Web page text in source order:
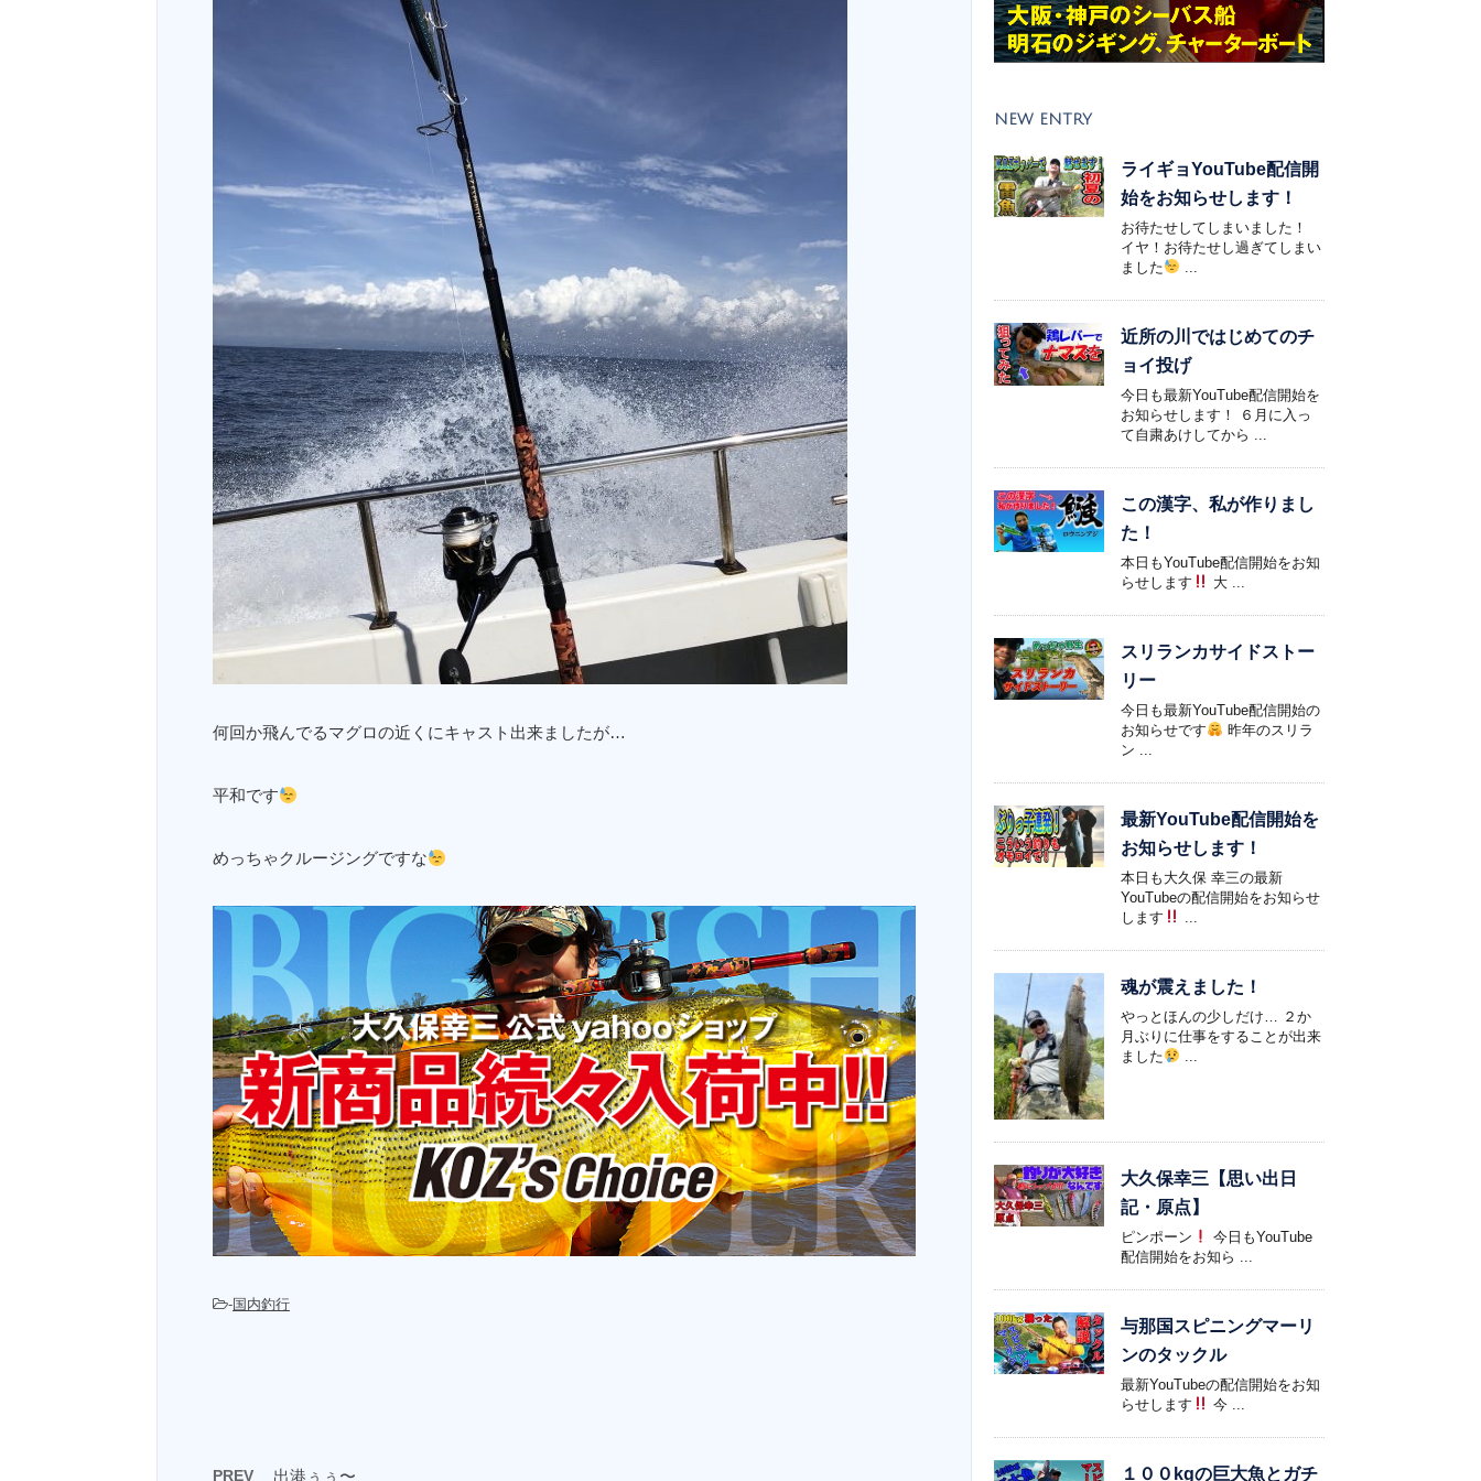
何回か飛んでるマグロの近くにキャスト出来ましたが…
平和です
めっちゃクルージングですな
-国内釣行
PREV 出港ぅぅ〜
NEW ENTRY
ライギョYouTube配信開
始をお知らせします！
お待たせしてしまいました！
イヤ！お待たせし過ぎてしまい
ました
...
近所の川ではじめてのチ
ョイ投げ
今日も最新YouTube配信開始を
お知らせします！ ６月に入っ
て自粛あけしてから ...
この漢字、私が作りまし
た！
本日もYouTube配信開始をお知
らせします
大 ...
スリランカサイドストー
リー
今日も最新YouTube配信開始の
お知らせです
昨年のスリラ
ン ...
最新YouTube配信開始を
お知らせします！
本日も大久保 幸三の最新
YouTubeの配信開始をお知らせ
します
...
魂が震えました！
やっとほんの少しだけ… ２か
月ぶりに仕事をすることが出来
ました
...
大久保幸三【思い出日
記・原点】
ピンポーン
今日もYouTube
配信開始をお知ら ...
与那国スピニングマーリ
ンのタックル
最新YouTubeの配信開始をお知
らせします
今 ...
１００kgの巨大魚とガチ